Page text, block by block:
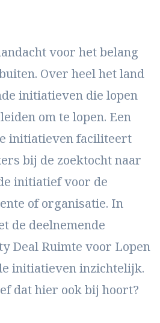
voor het belang
Over heel het land
initiatieven die lopen
om te lopen. Een
initiatieven faciliteert
bij de zoektocht naar
initiatief voor de
of organisatie. In
de deelnemende
Deal Ruimte voor Lopen
initiatieven inzichtelijk.
dat hier ook bij hoort?